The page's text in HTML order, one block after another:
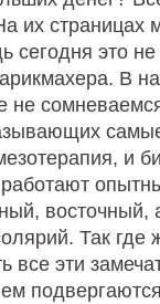
их страницах
сегодня это
В
и
работают
восточный,
Так где
все эти